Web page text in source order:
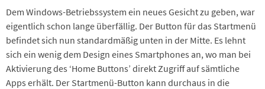
Dem Windows-Betriebssystem ein neues Gesicht zu geben, war
eigentlich schon lange überfällig. Der Button für das Startmenü
befindet sich nun standardmäßig unten in der Mitte. Es lehnt
sich ein wenig dem Design eines Smartphones an, wo man bei
Aktivierung des ‘Home Buttons’ direkt Zugriff auf sämtliche
Apps erhält. Der Startmenü-Button kann durchaus in die